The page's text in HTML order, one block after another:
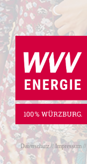
Datenschutz// Impressum //